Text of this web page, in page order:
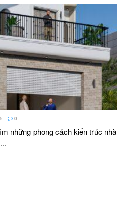
0
những phong cách kiến trúc nhà